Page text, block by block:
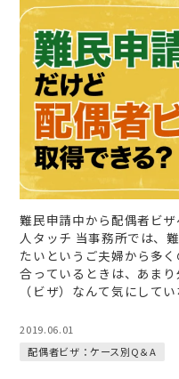
難民申請中から配偶者ビ
人タッチ 当事務所では、
たいというご夫婦から多
合っているときは、あま
（ビザ）なんて気にして
2019.06.01
配偶者ビザ：ケース別Q＆A